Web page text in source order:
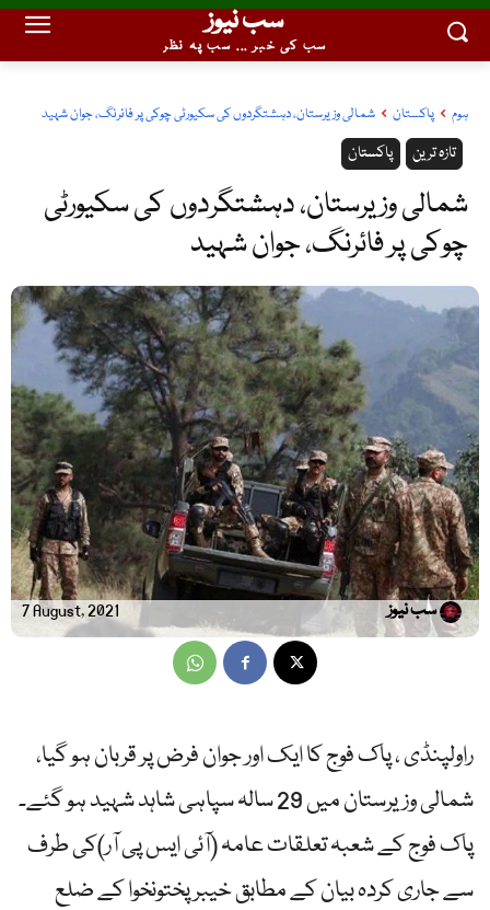
سب نیوز
سب کی خبر ... سب پہ نظر
ہوم پاکستان شمالی وزیرستان، دہشتگردوں کی سکیورٹی چوکی پر فائرنگ، جوان شہید
پاکستان تازہ ترین
شمالی وزیرستان، دہشتگردوں کی سکیورٹی
چوکی پر فائرنگ، جوان شہید
7 August, 2021 سب نیوز
راولپنڈی ، پاک فوج کا ایک اور جوان فرض پر قربان ہو گیا،
شمالی وزیرستان میں 29 سالہ سپاہی شاہد شہید ہو گئے۔
پاک فوج کے شعبہ تعلقات عامہ (آئی ایس پی آر)کی طرف
سے جاری کردہ بیان کے مطابق خیبرپختونخوا کے ضلع